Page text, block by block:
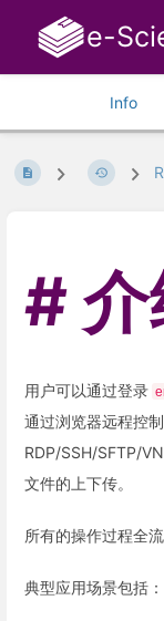
e-
Info
用户可以通过登录
通过浏览器远程控
RDP/SSH/SFTP/
文件的上下传。
所有的操作过程全
典型应用场景包括：